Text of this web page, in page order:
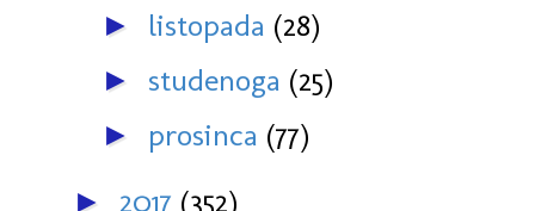
► listopada (28)
► studenoga (25)
► prosinca (77)
► 2017 (352)